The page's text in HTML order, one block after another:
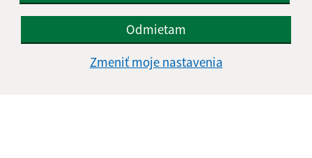
Odmietam
Zmeniť moje nastavenia